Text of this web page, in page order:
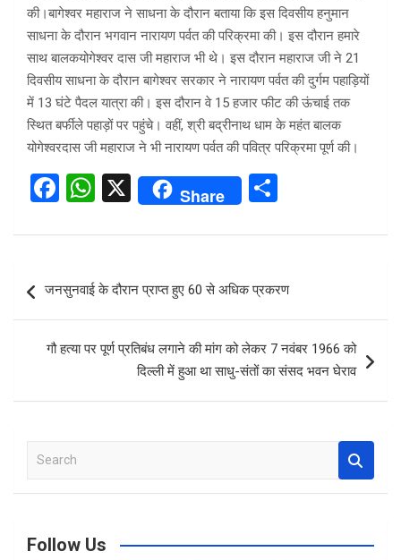
की।बागेश्वर महाराज ने साधना के दौरान बताया कि इस दिवसीय हनुमान
साधना के दौरान भगवान नारायण पर्वत की परिक्रमा की। इस दौरान हमारे
साथ बालकयोगेश्वर दास जी महाराज भी थे। इस दौरान महाराज जी ने 21
दिवसीय साधना के दौरान बागेश्वर सरकार ने नारायण पर्वत की दुर्गम पहाड़ियों
में 13 घंटे पैदल यात्रा की। इस दौरान वे 15 हजार फीट की ऊंचाई तक
स्थित बर्फीले पहाड़ों पर पहुंचे। वहीं, श्री बद्रीनाथ धाम के महंत बालक
योगेश्वरदास जी महाराज ने भी नारायण पर्वत की पवित्र परिक्रमा पूर्ण की।
F
ce
o
o
k
W
at
s
A
p
p
X Share
ar
navigation
जनसुनवाई के दौरान प्राप्त हुए 60 से अधिक प्रकरण
गौ हत्या पर पूर्ण प्रतिबंध लगाने की मांग को लेकर 7 नवंबर 1966 को
दिल्ली में हुआ था साधु-संतों का संसद भवन घेराव
a
c
Follow Us